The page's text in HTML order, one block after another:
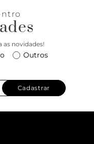
as novidades!
Outros
Cadastrar